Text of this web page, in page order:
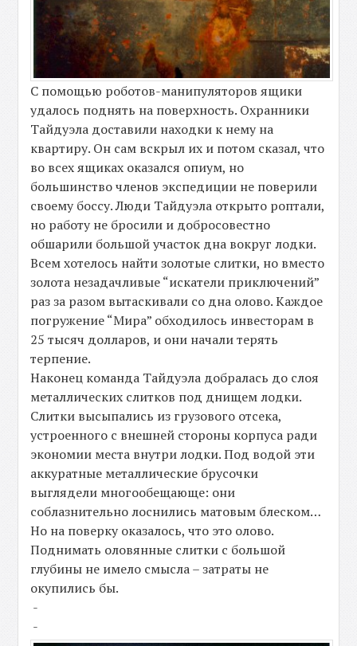
С помощью роботов-манипуляторов ящики
удалось поднять на поверхность. Охранники
Тайдуэла доставили находки к нему на
квартиру. Он сам вскрыл их и потом сказал, что
во всех ящиках оказался опиум, но
большинство членов экспедиции не поверили
своему боссу. Люди Тайдуэла открыто роптали,
но работу не бросили и добросовестно
обшарили большой участок дна вокруг лодки.
Всем хотелось найти золотые слитки, но вместо
золота незадачливые “искатели приключений”
раз за разом вытаскивали со дна олово. Каждое
погружение “Мира” обходилось инвесторам в
25 тысяч долларов, и они начали терять
терпение.
Наконец команда Тайдуэла добралась до слоя
металлических слитков под днищем лодки.
Слитки высыпались из грузового отсека,
устроенного с внешней стороны корпуса ради
экономии места внутри лодки. Под водой эти
аккуратные металлические брусочки
выглядели многообещающе: они
соблазнительно лоснились матовым блеском…
Но на поверку оказалось, что это олово.
Поднимать оловянные слитки с большой
глубины не имело смысла – затраты не
окупились бы.
-
-